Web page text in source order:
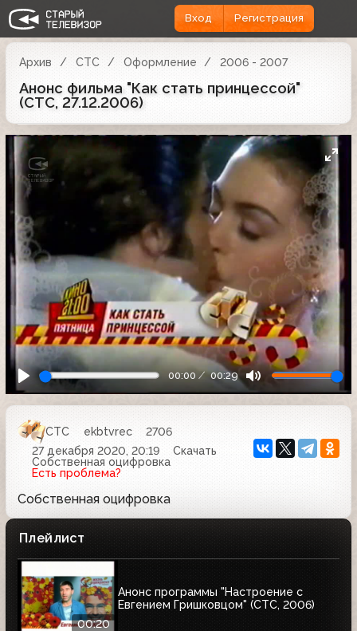
Вход Регистрация
Архив СТС Оформление 2006 - 2007
Анонс фильма "Как стать принцессой"
(СТС, 27.12.2006)
00:00 00:29
СТС ekbtvrec
2706
27 декабря 2020, 20:19
Скачать
Собственная оцифровка
Есть проблема?
Собственная оцифровка
Плейлист
00:20
Анонс программы "Настроение с
Евгением Гришковцом" (СТС, 2006)